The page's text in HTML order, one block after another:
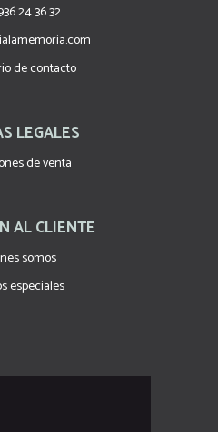
24 36 32
de contacto
LEGALES
de venta
AL CLIENTE
somos
especiales